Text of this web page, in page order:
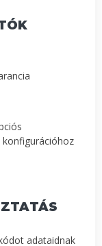
adataidnak